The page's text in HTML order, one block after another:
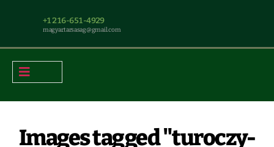
+1 216-651-4929
magyar.tarsasag@gmail.com
Images tagged "turoczy-